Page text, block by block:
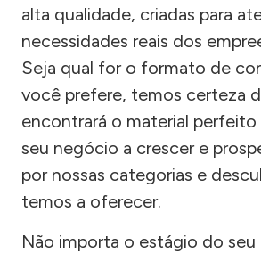
alta qualidade, criadas para
necessidades reais dos
Seja qual for o formato de
você prefere, temos certeza
encontrará o material perfeito
seu negócio a crescer e
por nossas categorias e
temos a oferecer.
Não importa o estágio do seu